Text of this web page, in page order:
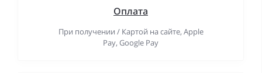
Оплата
При получении / Картой на сайте, Apple
Pay, Google Pay